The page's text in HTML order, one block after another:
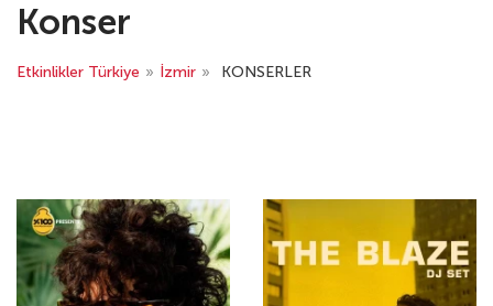
Konser
Etkinlikler Türkiye » İzmir » KONSERLER